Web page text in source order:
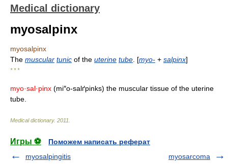
Medical dictionary
myosalpinx
myosalpinx
The muscular tunic of the uterine tube . [myo- + salpinx]
* * *
myo·sal·pinx (mi″o-salґpinks) the muscular tissue of the uterine
tube.
Medical dictionary. 2011
Игры ⚽
Поможем написать реферат
myosalpingitis
myosarcoma